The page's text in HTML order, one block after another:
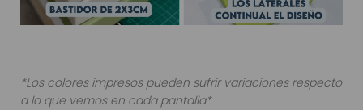
*Los colores impresos pueden sufrir variaciones respecto
a lo que vemos en cada pantalla*